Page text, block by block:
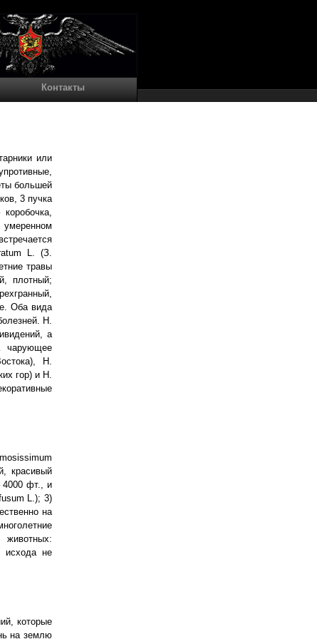
Контакты
или
большей
3 пучка
L. (З.
травы
плотный;
Оба вида
Н.
а
чарующее
Н.
гор) и Н.
красивый
4000 фт., и
L.); 3)
на
исхода не
которые
на землю